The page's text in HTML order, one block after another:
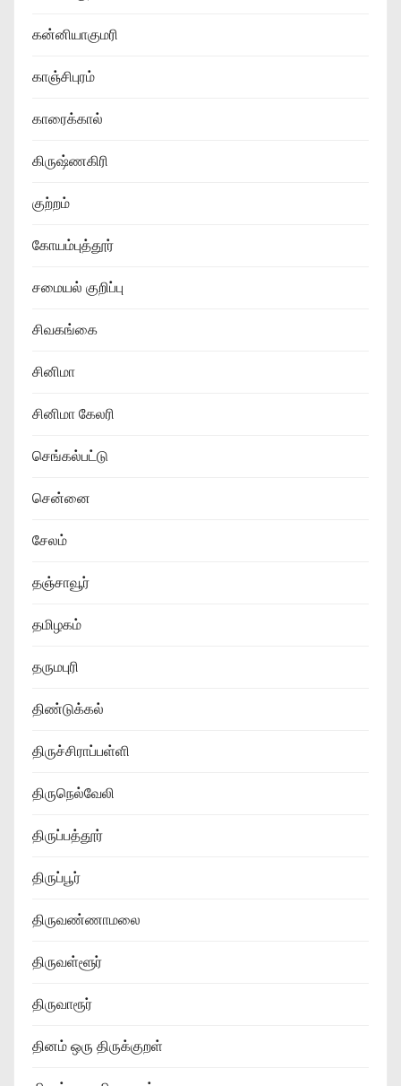
கன்னியாகுமரி
காஞ்சிபுரம்
காரைக்கால்
கிருஷ்ணகிரி
குற்றம்
கோயம்புத்தூர்
சமையல் குறிப்பு
சிவகங்கை
சினிமா
சினிமா கேலரி
செங்கல்பட்டு
சென்னை
சேலம்
தஞ்சாவூர்
தமிழகம்
தருமபுரி
திண்டுக்கல்
திருச்சிராப்பள்ளி
திருநெல்வேலி
திருப்பத்தூர்
திருப்பூர்
திருவண்ணாமலை
திருவள்ளூர்
திருவாரூர்
தினம் ஒரு திருக்குறள்